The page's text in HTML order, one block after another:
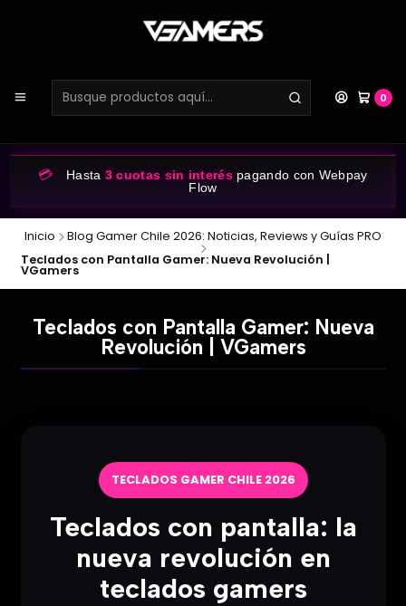
0
💳 Hasta 3 cuotas sin interéspagando con Webpay
Flow
Inicio
Blog Gamer Chile 2026: Noticias, Reviews y Guías PRO
Teclados con Pantalla Gamer: Nueva Revolución |
VGamers
Teclados con Pantalla Gamer: Nueva
Revolución | VGamers
TECLADOS GAMER CHILE 2026
Teclados con pantalla: la
nueva revolución en
teclados gamers